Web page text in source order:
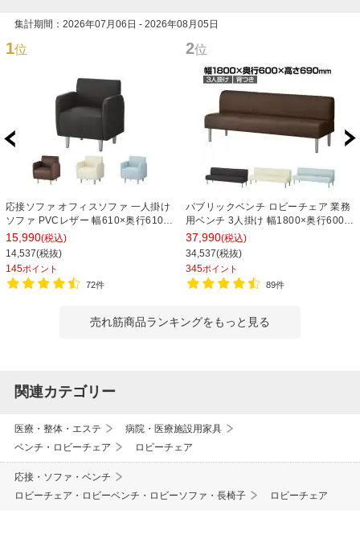
集計期間：2026年07月06日 - 2026年08月05日
1位
応接ソファ オフィスソファ 一人掛け
ソファ PVCレザー 幅610×奥行610×
高さ710mm ベルセア
15,990(税込)
14,537(税抜)
145ポイント
72件
2位
パブリックベンチ ロビーチェア 業務
用ベンチ 3人掛け 幅1800×奥行600×
高さ690×座高400mm 背つき レザー
37,990(税込)
34,537(税抜)
345ポイント
89件
売れ筋商品ランキングをもっと見る
関連カテゴリー
医療・整体・エステ
病院・医療施設用家具
ベンチ・ロビーチェア
ロビーチェア
応接・ソファ・ベンチ
ロビーチェア・ロビーベンチ・ロビーソファ・長椅子
ロビーチェア